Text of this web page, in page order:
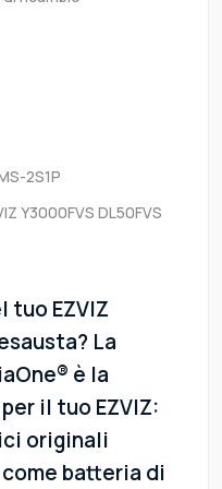
2S1P
Y3000FVS DL50FVS
tuo EZVIZ
La
è la
il tuo EZVIZ:
originali
come batteria di